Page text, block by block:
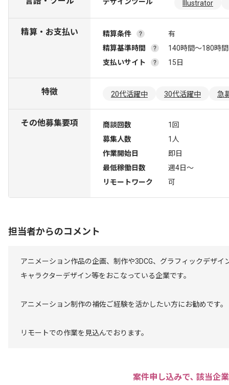
Illustrator
精算・お支払い 精算条件
有
精算基準時間
140時間〜180時間
支払いサイト
15日
特徴 20代活躍中 30代活躍中 急
その他募集要項 商談回数
1回
募集人数
1人
作業開始日
即日
最低稼働日数
週4日〜
リモートワーク
可
担当者からのコメント
アニメーション作品の企画、制作や3DCG、グラフィックデザイ
キャラクターデザイン等をおこなっている企業です。
アニメーション制作の補佐ご経験を活かしたい方にお勧めです。
リモートでの作業を見込んでおります。
案件申し込みで､ 該当企